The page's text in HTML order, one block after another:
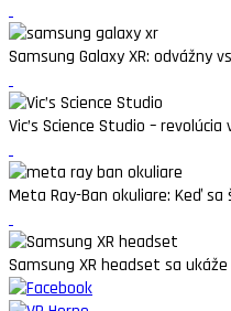
Samsung Galaxy XR: odvážny
Vic’s Science Studio –
Meta Ray-Ban okuliare: Keď
Samsung XR headset sa